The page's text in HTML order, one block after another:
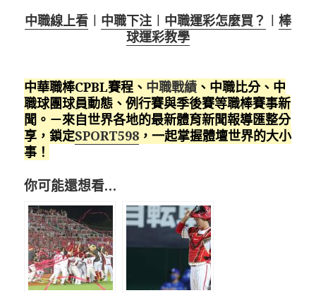
中職線上看 ︱ 中職下注 ︱ 中職運彩怎麼買？ ︱ 棒
球運彩教學
中華職棒CPBL賽程、 中職戰績 、中職比分、中
職球團球員動態、例行賽與季後賽等職棒賽事新
聞。－來自世界各地的最新體育新聞報導匯整分
享，鎖定SPORT598 ，一起掌握體壇世界的大小
事！
你可能還想看…